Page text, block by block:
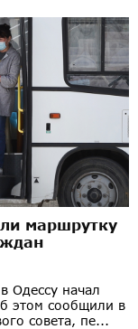
маршрутку
Одессу начал
этом сообщили в
совета, пе...